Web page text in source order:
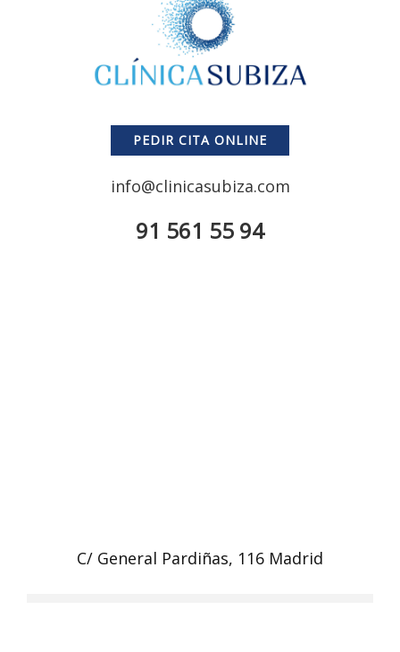
PEDIR CITA ONLINE
info@clinicasubiza.com
91 561 55 94
C/ General Pardiñas, 116 Madrid